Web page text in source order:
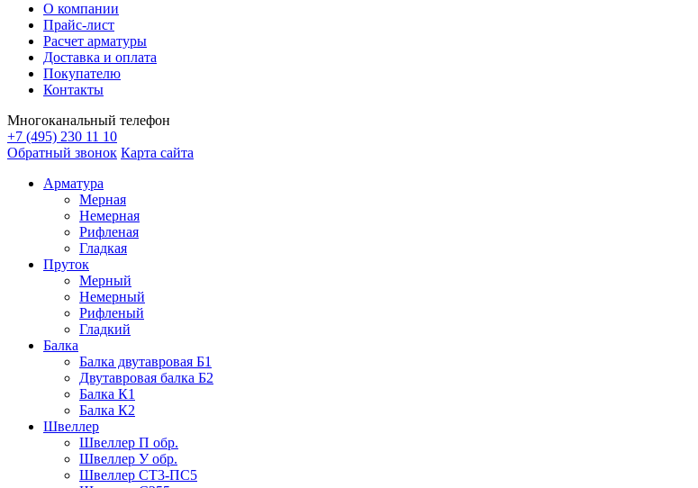
О компании
Прайс-лист
Расчет арматуры
Доставка и оплата
Покупателю
Контакты
Многоканальный телефон
+7 (495) 230 11 10
Обратный звонок Карта сайта
Арматура
Мерная
Немерная
Рифленая
Гладкая
Пруток
Мерный
Немерный
Рифленый
Гладкий
Балка
Балка двутавровая Б1
Двутавровая балка Б2
Балка К1
Балка К2
Швеллер
Швеллер П обр.
Швеллер У обр.
Швеллер СТ3-ПС5